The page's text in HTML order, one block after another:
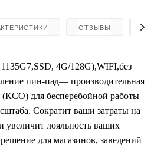
ОТЗЫВЫ
4G/128G),WIFI,без
пин-пад— производительная
(КСО) для бесперебойной работы
Сократит ваши затраты на
увеличит лояльность ваших
для магазинов, заведений